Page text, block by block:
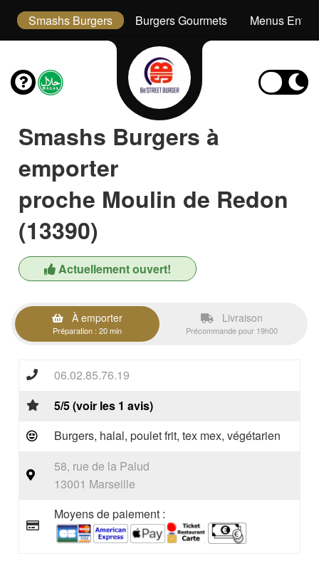
Smashs Burgers Burgers Gourmets Menus Enfant
Smashs Burgers à
emporter
proche Moulin de Redon
(13390)
Actuellement ouvert!
À emporter
Préparation : 20 min
Livraison
Précommande pour 19h00
06.02.85.76.19
5/5 (voir les 1 avis)
Burgers, halal, poulet frit, tex mex, végétarien
58, rue de la Palud
13001 Marseille
Moyens de paiement :